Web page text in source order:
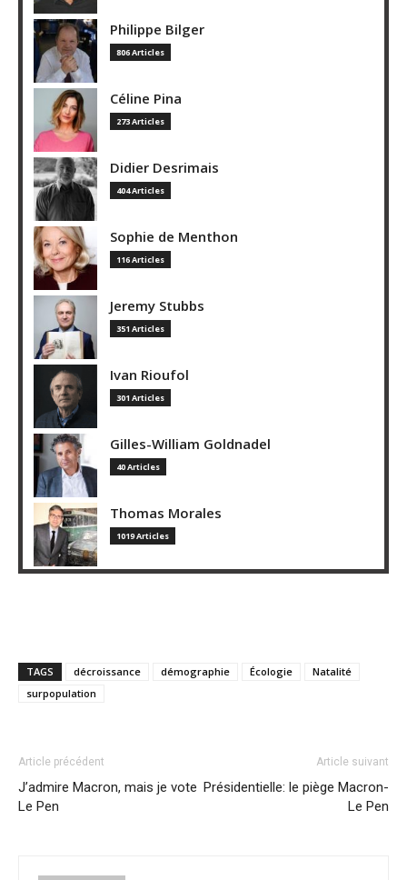
Philippe Bilger
806 Articles
Céline Pina
273 Articles
Didier Desrimais
404 Articles
Sophie de Menthon
116 Articles
Jeremy Stubbs
351 Articles
Ivan Rioufol
301 Articles
Gilles-William Goldnadel
40 Articles
Thomas Morales
1019 Articles
TAGS décroissance démographie Écologie
Natalité
surpopulation
Article précédent
J’admire Macron, mais je vote
Le Pen
Article suivant
Présidentielle: le piège Macron-
Le Pen